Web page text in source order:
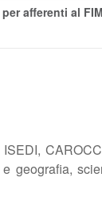
afferenti al FIM
geografia,